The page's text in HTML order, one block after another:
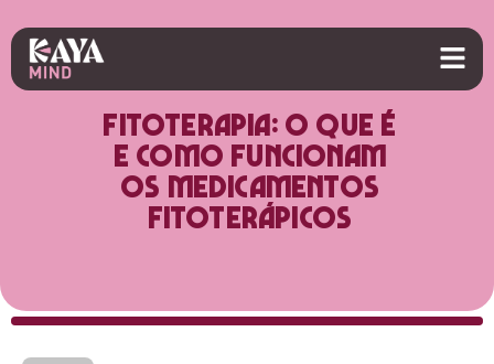
Fitoterapia: o que é
e como funcionam
os medicamentos
fitoterápicos